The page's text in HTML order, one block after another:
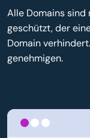
Alle Domains
geschützt, der
Domain
genehmigen.